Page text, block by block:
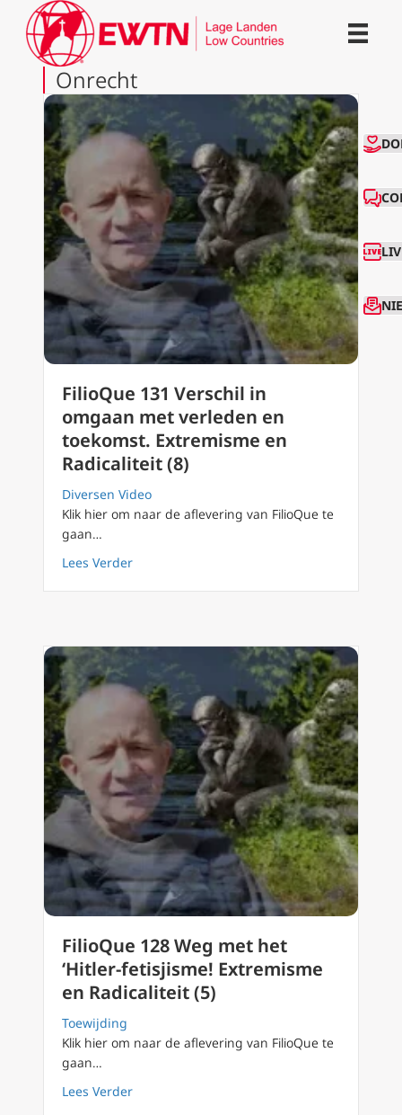
Onrecht
FilioQue 131 Verschil in
omgaan met verleden en
toekomst. Extremisme en
Radicaliteit (8)
Diversen Video
Klik hier om naar de aflevering van FilioQue te
gaan…
Lees Verderabout FilioQue 131 Verschil in omgaan met
FilioQue 128 Weg met het
‘Hitler-fetisjisme! Extremisme
en Radicaliteit (5)
Toewijding
Klik hier om naar de aflevering van FilioQue te
gaan…
Lees Verderabout FilioQue 128 Weg met het ‘Hitler-